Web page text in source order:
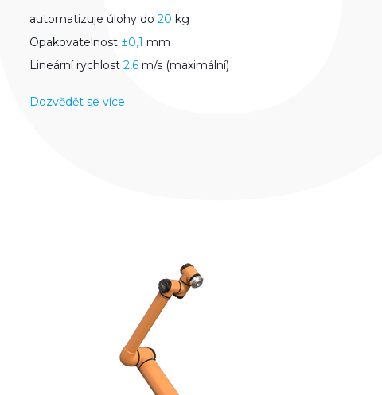
automatizuje úlohy do 20 kg
Opakovatelnost ±0,1 mm
Lineární rychlost 2,6m/s (maximální)
Dozvědět se více